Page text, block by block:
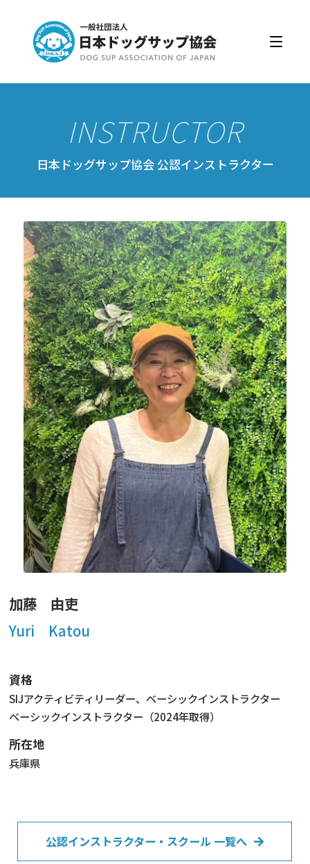
入会・更新
公認スクール・インストラクター
公認スクール案内
資格取得・協会規約
会員ページ
ドッグサップをはじめよう
ニュース
フォト＆ムービー
お問い合わせ
日本ドッグサップ協会 公認インストラクター
加藤 由吏
Yuri Katou
資格
SIJアクティビティリーダー、ベーシックインストラクター
ベーシックインストラクター（2024年取得）
所在地
兵庫県
公認インストラクター・スクール 一覧へ